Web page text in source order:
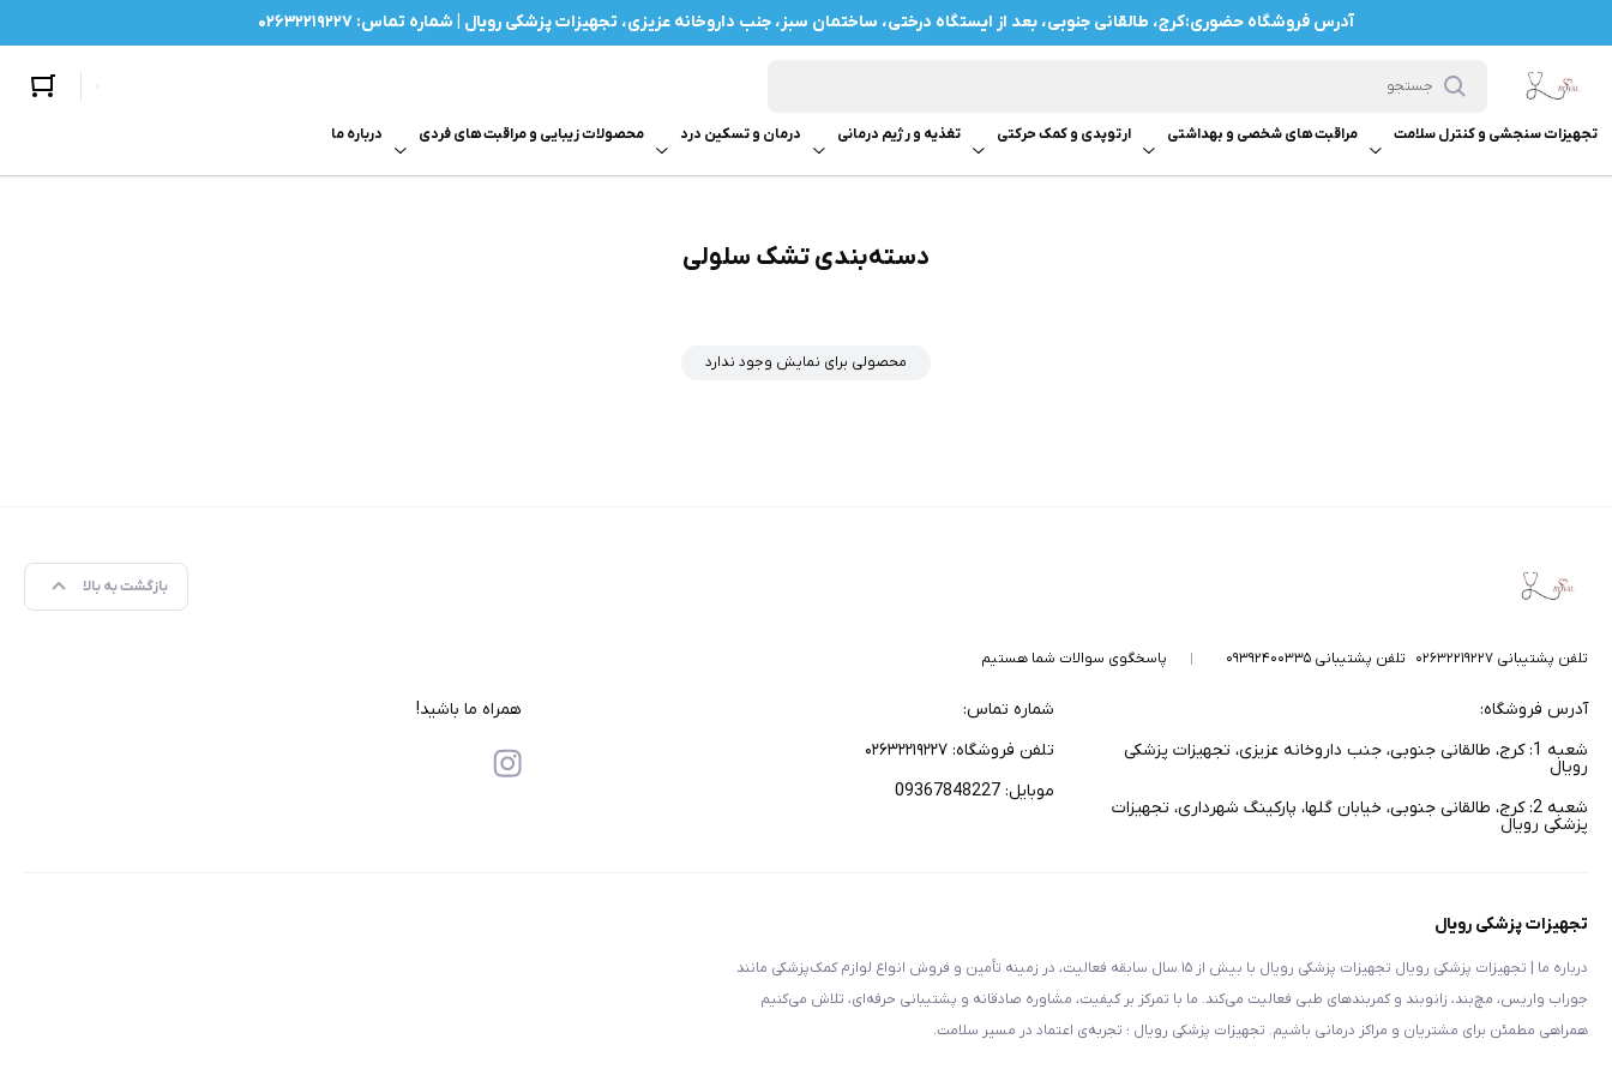
آدرس فروشگاه حضوری:کرج، طالقانی جنوبی، بعد از ایستگاه درختی، ساختمان سبز، جنب داروخانه عزیزی، تجهیزات پزشکی رویال | شماره تماس: ۰۲۶۳۲۲۱۹۲۲۷
تجهیزات سنجشی و کنترل سلامت مراقبت های شخصی و بهداشتی ارتوپدی و کمک حرکتی تغذیه و رژیم درمانی درمان و تسکین درد محصولات زیبایی و مراقبت های فردی درباره ما
دسته‌بندی تشک سلولی
محصولی برای نمایش وجود ندارد
بازگشت به بالا
تلفن پشتیبانی ۰۲۶۳۲۲۱۹۲۲۷ تلفن پشتیبانی ۰۹۳۹۲۴۰۰۳۳۵ پاسخگوی سوالات شما هستیم
آدرس فروشگاه:
شعبه 1: کرج، طالقانی جنوبی، جنب داروخانه عزیزی، تجهیزات پزشکی
رویال
شعبه 2: کرج، طالقانی جنوبی، خیابان گلها، پارکینگ شهرداری، تجهیزات
پزشکی رویال
شماره تماس:
تلفن فروشگاه: ۰۲۶۳۲۲۱۹۲۲۷
موبایل: 09367848227
همراه ما باشید!
تجهیزات پزشکی رویال
درباره ما | تجهیزات پزشکی رویال تجهیزات پزشکی رویال با بیش از ۱۵ سال سابقه فعالیت، در زمینه تأمین و فروش انواع لوازم کمک‌پزشکی مانند
جوراب واریس، مچ‌بند، زانوبند و کمربندهای طبی فعالیت می‌کند. ما با تمرکز بر کیفیت، مشاوره صادقانه و پشتیبانی حرفه‌ای، تلاش می‌کنیم
همراهی مطمئن برای مشتریان و مراکز درمانی باشیم. تجهیزات پزشکی رویال ؛ تجربه‌ی اعتماد در مسیر سلامت.